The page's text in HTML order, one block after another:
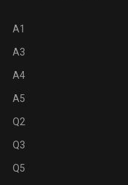
A1
A3
A4
A5
Q2
Q3
Q5